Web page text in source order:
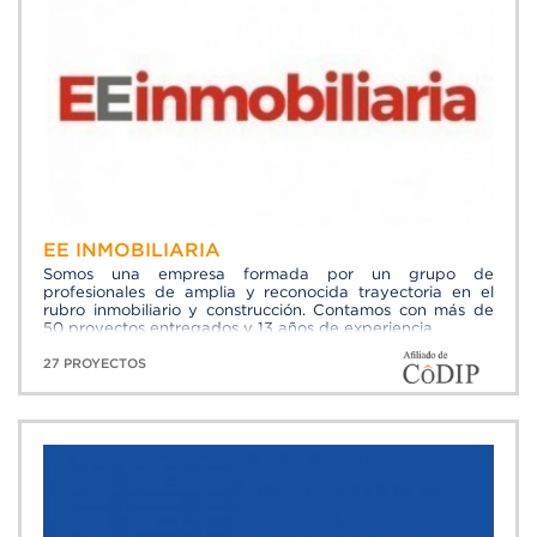
EE INMOBILIARIA
Somos una empresa formada por un grupo de
profesionales de amplia y reconocida trayectoria en el
rubro inmobiliario y construcción. Contamos con más de
50 proyectos entregados y 13 años de experiencia.
27 PROYECTOS